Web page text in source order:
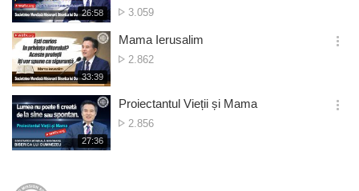
재
생
시
간
26:58
Numărul
vizionări
3.059
기
재
생
시
간
33:39
Mama Ierusalim
Numărul
2.862
옵
기
재
생
27:36
Proiectantul Vieții și Mama
Numărul
2.856
옵